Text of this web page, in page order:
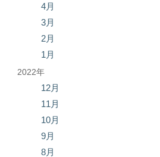
4月
3月
2月
1月
2022年
12月
11月
10月
9月
8月